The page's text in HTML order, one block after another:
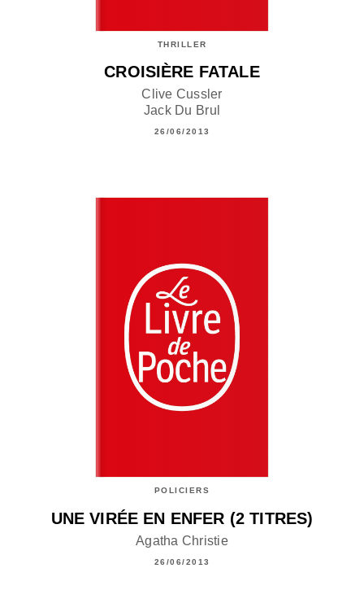
THRILLER
CROISIÈRE FATALE
Clive Cussler
Jack Du Brul
26/06/2013
POLICIERS
UNE VIRÉE EN ENFER (2 TITRES)
Agatha Christie
26/06/2013